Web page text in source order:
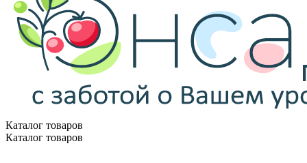
Каталог товаров
Каталог товаров